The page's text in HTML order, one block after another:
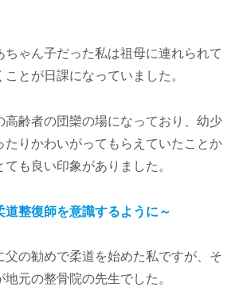
ちゃん子だった私は祖母に連れられて
とが日課になっていました。
高齢者の団欒の場になっており、幼少
たりかわいがってもらえていたことか
も良い印象がありました。
道整復師を意識するように～
父の勧めで柔道を始めた私ですが、そ
元の整骨院の先生でした。